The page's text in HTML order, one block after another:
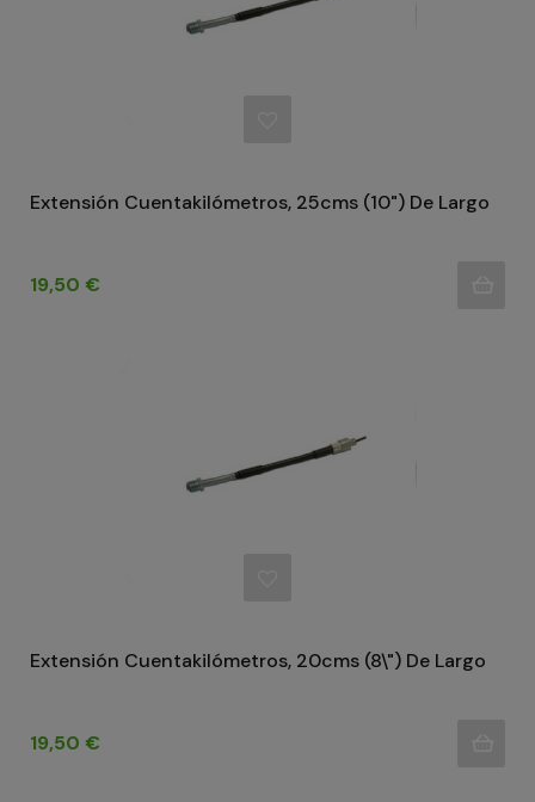
Extensión Cuentakilómetros, 25cms (10") De Largo
Precio
19,50 €
Extensión Cuentakilómetros, 20cms (8\") De Largo
Precio
19,50 €